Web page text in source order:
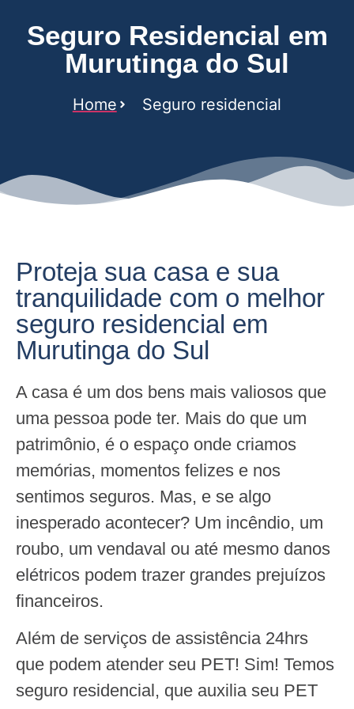
Seguro Residencial em
Murutinga do Sul
Home Seguro residencial
Proteja sua casa e sua
tranquilidade com o melhor
seguro residencial em
Murutinga do Sul
A casa é um dos bens mais valiosos que
uma pessoa pode ter. Mais do que um
patrimônio, é o espaço onde criamos
memórias, momentos felizes e nos
sentimos seguros. Mas, e se algo
inesperado acontecer? Um incêndio, um
roubo, um vendaval ou até mesmo danos
elétricos podem trazer grandes prejuízos
financeiros.
Além de serviços de assistência 24hrs
que podem atender seu PET! Sim! Temos
seguro residencial, que auxilia seu PET